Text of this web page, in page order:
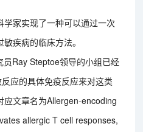
家实现了一种可以通过一次
疾病的临床方法。
Ray Steptoe领导的小组已经
应的具体免疫反应来对这类
应文章名为Allergen-encoding
allergic T cell responses,